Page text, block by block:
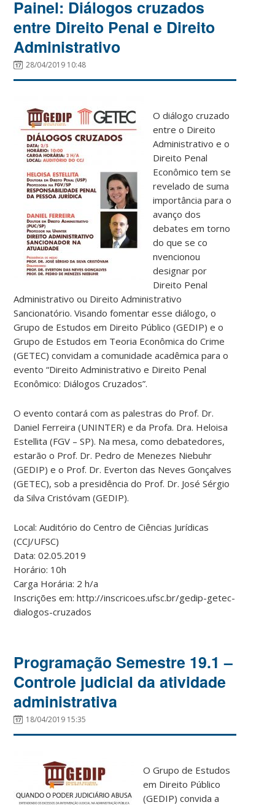
Painel: Diálogos cruzados
entre Direito Penal e Direito
Administrativo
28/04/2019 10:48
O diálogo cruzado
entre o Direito
Administrativo e o
Direito Penal
Econômico tem se
revelado de suma
importância para o
avanço dos
debates em torno
do que se co
nvencionou
designar por
Direito Penal
Administrativo ou Direito Administrativo
Sancionatório. Visando fomentar esse diálogo, o
Grupo de Estudos em Direito Público (GEDIP) e o
Grupo de Estudos em Teoria Econômica do Crime
(GETEC) convidam a comunidade acadêmica para o
evento “Direito Administrativo e Direito Penal
Econômico: Diálogos Cruzados”.
O evento contará com as palestras do Prof. Dr.
Daniel Ferreira (UNINTER) e da Profa. Dra. Heloisa
Estellita (FGV – SP). Na mesa, como debatedores,
estarão o Prof. Dr. Pedro de Menezes Niebuhr
(GEDIP) e o Prof. Dr. Everton das Neves Gonçalves
(GETEC), sob a presidência do Prof. Dr. José Sérgio
da Silva Cristóvam (GEDIP).
Local: Auditório do Centro de Ciências Jurídicas
(CCJ/UFSC)
Data: 02.05.2019
Horário: 10h
Carga Horária: 2 h/a
Inscrições em: http://inscricoes.ufsc.br/gedip-getec-
dialogos-cruzados
Programação Semestre 19.1 –
Controle judicial da atividade
administrativa
18/04/2019 15:35
O Grupo de Estudos
em Direito Público
(GEDIP) convida a